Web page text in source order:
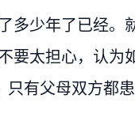
多少年了已经。
要太担心，认为
只有父母双方都患